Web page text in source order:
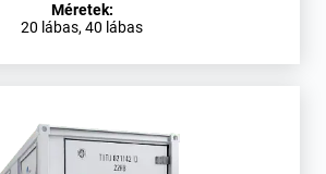
Méretek:
20 lábas, 40 lábas